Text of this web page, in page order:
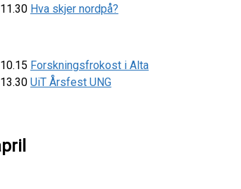
Hva skjer nordpå?
Forskningsfrokost i Alta
UiT Årsfest UNG